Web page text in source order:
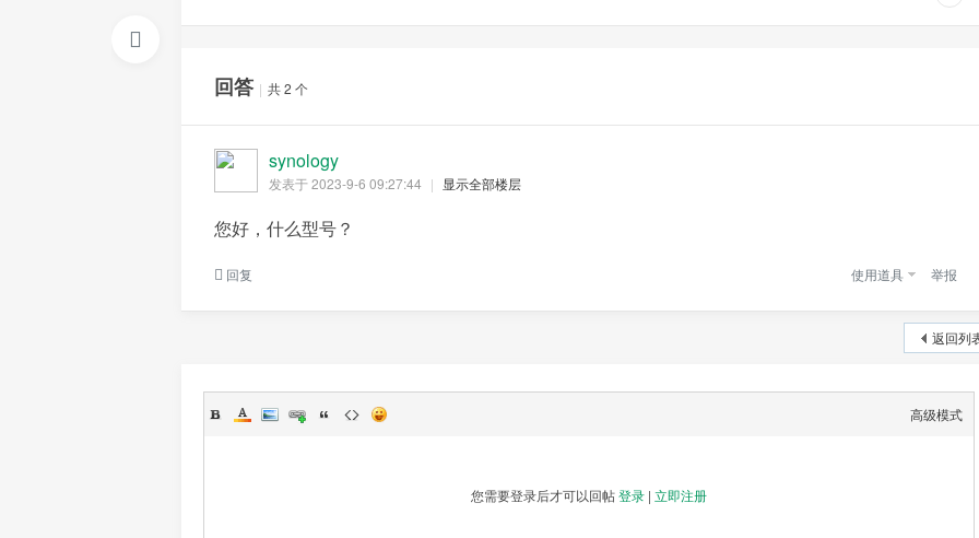
回答 | 共 2 个
synology
发表于 2023-9-6 09:27:44 | 显示全部楼层
您好，什么型号？
回复 使用道具 举报
返回列
高级模式
您需要登录后才可以回帖登录 | 立即注册